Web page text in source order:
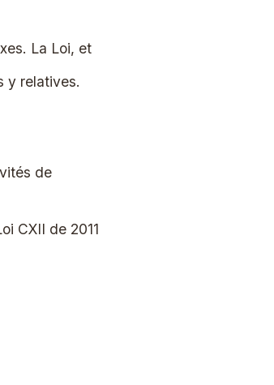
La Loi, et
y relatives.
de
CXII de 2011